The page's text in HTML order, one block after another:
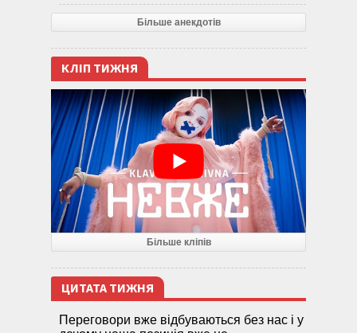
Більше анекдотів
КЛІП ТИЖНЯ
Більше кліпів
ЦИТАТА ТИЖНЯ
Переговори вже відбуваються без нас і у